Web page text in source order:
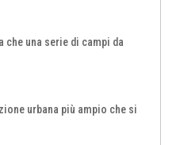
che una serie di campi da
urbana più ampio che si